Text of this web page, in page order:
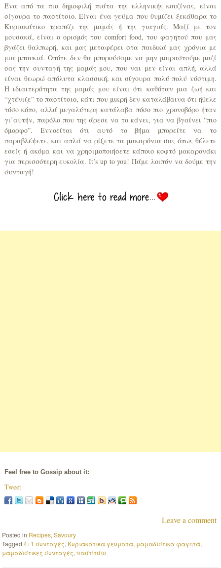
Ένα από τα πιο δημοφιλή πιάτα της ελληνικής κουζίνας, είναι
σίγουρα το παστίτσιο. Είναι ένα γεύμα που θυμίζει ξεκάθαρα το
Κυριακάτικο τραπέζι της μαμάς ή της γιαγιάς. Μαζί με τον
μουσακά, είναι ο ορισμός του comfort food, του φαγητού που μας
βγάζει θαλπωρή, και μας μεταφέρει στα παιδικά μας χρόνια με
μια μπουκιά. Οπότε δεν θα μπορούσαμε να μην μοιραστούμε μαζί
σας την συνταγή της μαμάς μου, που ναι μεν είναι απλή, αλλά
είναι θεωρώ απόλυτα κλασσική, και σίγουρα πολύ πολύ νόστιμη.
Η ιδιαιτερότητα της μαμάς μου είναι ότι καθόταν μια ζωή και
“χτένιζε” το παστίτσιο, κάτι που μικρή δεν καταλάβαινα ότι ήθελε
τόσο κόπο, αλλά μεγαλύτερη κατάλαβα πόσο πιο χρονοβόρο ήταν
γι’αυτήν, παρόλο που της άρεσε να το κάνει, για να βγαίνει “πιο
όμορφο”. Εννοείται ότι αυτό το βήμα μπορείτε να το
παραβλέψετε, και απλά να ρίξετε τα μακαρόνια σας όπως θέλετε
εσείς ή ακόμα και να χρησιμοποιήσετε κάποιο κοφτό μακαρονάκι
για περισσότερη ευκολία. It’s up to you! Πάμε λοιπόν να δούμε την
συνταγή!
Feel free to Gossip about it:
Tweet
Leave a comment
Posted in Recipes,Savoury
Tagged4+1 συνταγές, Κυριακάτικα γεύματα, μαμαδίστικα φαγητά,
μαμαδίστικες συνταγές,παστίτσιο